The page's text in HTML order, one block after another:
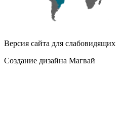
Версия сайта для слабовидящих
Создание дизайна Магвай